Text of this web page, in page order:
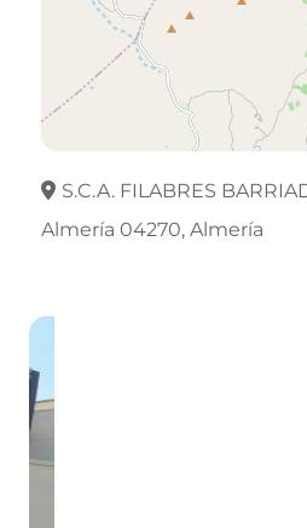
S.C.A. FILABRES
Almería 04270 Almería